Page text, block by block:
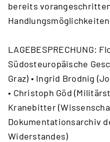
bereits
LAGEBESPRECHUNG:
Südosteuropäische
Graz) • Ingrid Brodnig
• Christoph Göd
Kranebitter
Dokumentationsarchiv
Widerstandes)